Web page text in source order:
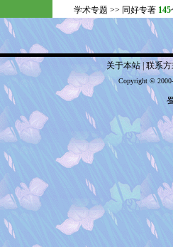
学术专题 >> 同好专著 145
关于本站|联系
Copyright ©